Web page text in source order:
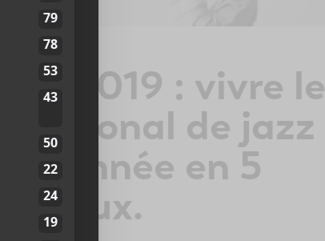
2019 : vivre le
de jazz
l’année en 5